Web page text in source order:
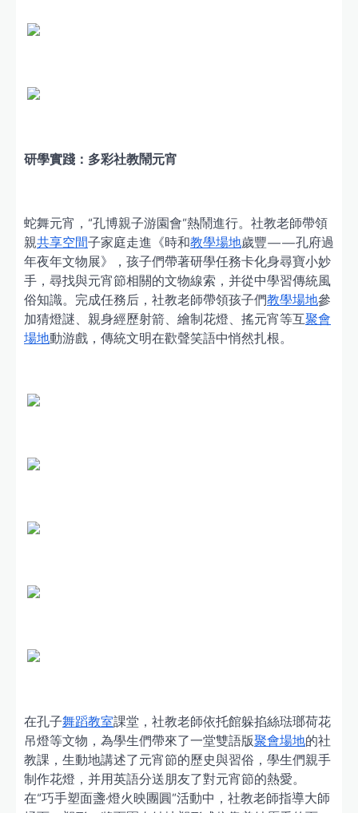
研學實踐：多彩社教鬧元宵
蛇舞元宵，“孔博親子游園會”熱鬧進行。社教老師帶領
親共享空間子家庭走進《時和教學場地歲豐——孔府過
年夜年文物展》，孩子們帶著研學任務卡化身尋寶小妙
手，尋找與元宵節相關的文物線索，并從中學習傳統風
俗知識。完成任務后，社教老師帶領孩子們教學場地參
加猜燈謎、親身經歷射箭、繪制花燈、搖元宵等互聚會
場地動游戲，傳統文明在歡聲笑語中悄然扎根。
在孔子舞蹈教室課堂，社教老師依托館躲掐絲琺瑯荷花
吊燈等文物，為學生們帶來了一堂雙語版聚會場地的社
教課，生動地講述了元宵節的歷史與習俗，學生們親手
制作花燈，并用英語分送朋友了對元宵節的熱愛。
在“巧手塑面盞·燈火映團圓”活動中，社教老師指導大師